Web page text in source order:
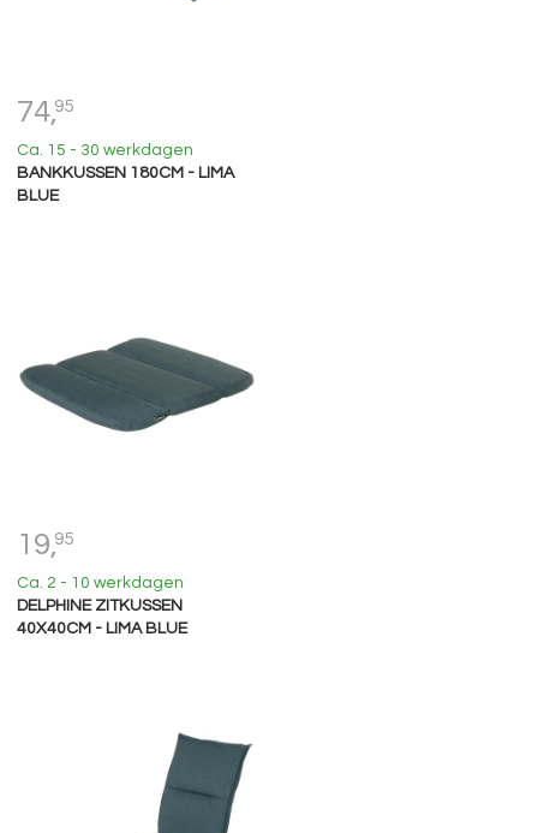
74,95
Ca. 15 - 30 werkdagen
BANKKUSSEN 180CM - LIMA
BLUE
19,95
Ca. 2 - 10 werkdagen
DELPHINE ZITKUSSEN
40X40CM - LIMA BLUE